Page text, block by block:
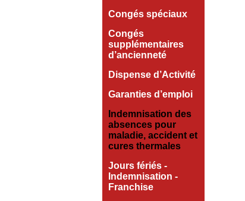
Congés spéciaux
Congés
supplémentaires
d’ancienneté
Dispense d’Activité
Garanties d’emploi
Indemnisation des
absences pour
maladie, accident et
cures thermales
Jours fériés -
Indemnisation -
Franchise